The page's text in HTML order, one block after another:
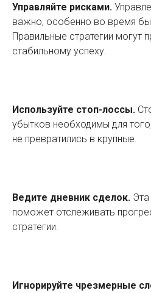
Управляйте рисками.
важно, особенно во время
Правильные стратегии могут
стабильному успеху.
Используйте стоп-лоссы.
убытков необходимы для
не превратились в крупные.
Ведите дневник сделок.
поможет отслеживать
стратегии.
Игнорируйте чрезмерные